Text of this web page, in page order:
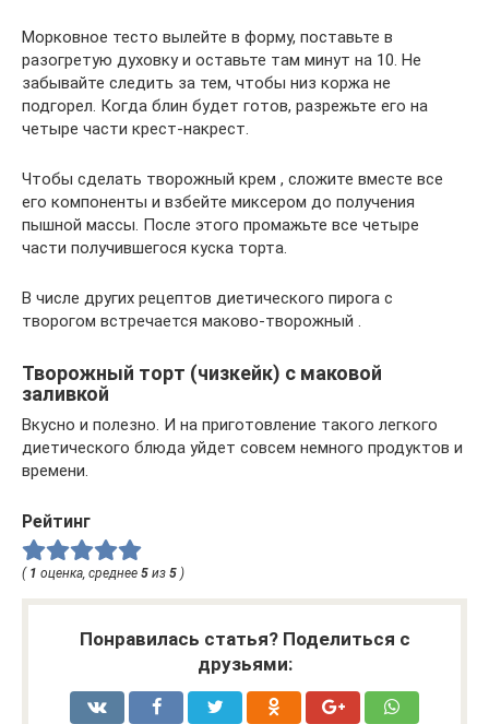
Морковное тесто вылейте в форму, поставьте в
разогретую духовку и оставьте там минут на 10. Не
забывайте следить за тем, чтобы низ коржа не
подгорел. Когда блин будет готов, разрежьте его на
четыре части крест-накрест.
Чтобы сделать творожный крем , сложите вместе все
его компоненты и взбейте миксером до получения
пышной массы. После этого промажьте все четыре
части получившегося куска торта.
В числе других рецептов диетического пирога с
творогом встречается маково-творожный .
Творожный торт (чизкейк) с маковой
заливкой
Вкусно и полезно. И на приготовление такого легкого
диетического блюда уйдет совсем немного продуктов и
времени.
Рейтинг
( 1 оценка, среднее 5 из 5 )
Понравилась статья? Поделиться с
друзьями: